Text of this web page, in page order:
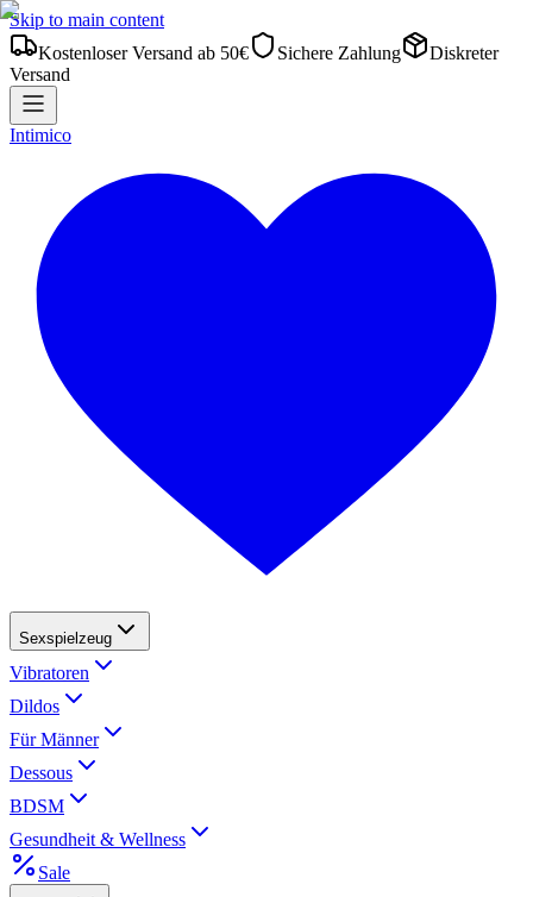
Skip to main content
Kostenloser Versand ab 50€
Sichere Zahlung
Diskreter
Versand
Intimico
Sexspielzeug
Vibratoren
Dildos
Für Männer
Dessous
BDSM
Gesundheit & Wellness
Sale